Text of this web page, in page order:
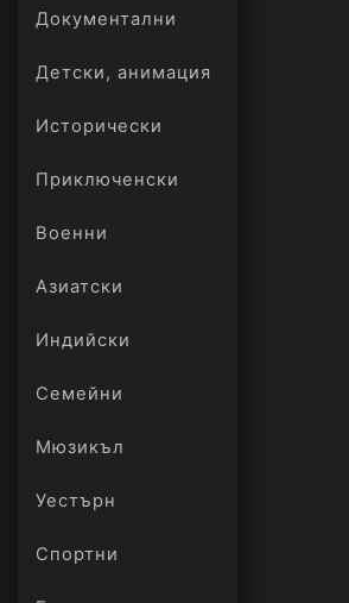
Документални
Детски, анимация
Исторически
Приключенски
Военни
Азиатски
Индийски
Семейни
Мюзикъл
Уестърн
Спортни